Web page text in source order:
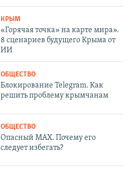
КРЫМ
«Горячая точка» на карте мира».
8 сценариев будущего Крыма от
ИИ
ОБЩЕСТВО
Блокирование Telegram. Как
решить проблему крымчанам
ОБЩЕСТВО
Опасный MAX. Почему его
следует избегать?